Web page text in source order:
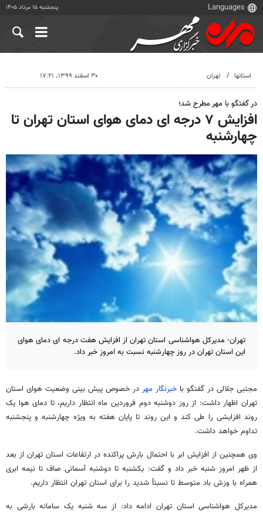
پنجشنبه ۱۵ مرداد ۱۴۰۵
استانها تهران ۳۰ اسفند ۱۳۹۹، ۱۷:۲۱
در گفتگو با مهر مطرح شد؛
افزایش ۷ درجه ای دمای هوای استان تهران تا
چهارشنبه
تهران- مدیرکل هواشناسی استان تهران از افزایش هفت درجه ای دمای هوای
این استان تهران در روز چهارشنبه نسبت به امروز خبر داد.
مجتبی جلالی در گفتگو با خبرنگار مهر در خصوص پیش بینی وضعیت هوای استان
تهران اظهار داشت: از روز دوشنبه دوم فروردین ماه انتظار داریم، تا دمای هوا یک
روند افزایشی را طی کند و این روند تا پایان هفته به ویژه چهارشنبه و پنجشنبه
تداوم خواهد داشت.
وی همچنین از افزایش ابر با احتمال بارش پراکنده در ارتفاعات استان تهران از بعد
از ظهر امروز شنبه خبر داد و گفت: یکشنبه تا دوشنبه آسمانی صاف تا نیمه ابری
همراه با وزش باد متوسط تا نسبتاً شدید را برای استان تهران انتظار داریم.
مدیرکل هواشناسی استان تهران ادامه داد: از سه شنبه یک سامانه بارشی به